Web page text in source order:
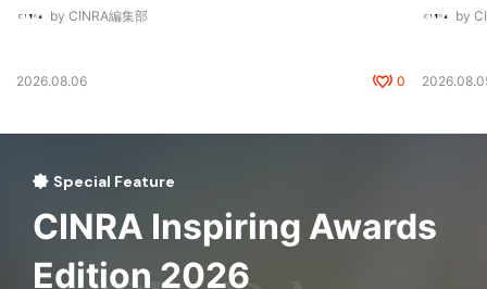
by CINRA編集部
2026.08.06 0
by
Special Feature
CINRA Inspiring Awards
Edition 2026